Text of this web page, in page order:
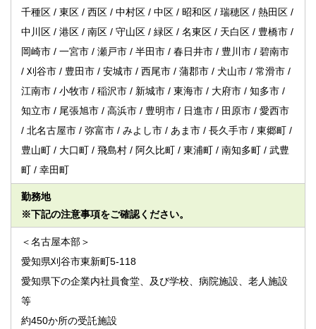
千種区 / 東区 / 西区 / 中村区 / 中区 / 昭和区 / 瑞穂区 / 熱田区 /
中川区 / 港区 / 南区 / 守山区 / 緑区 / 名東区 / 天白区 / 豊橋市 /
岡崎市 / 一宮市 / 瀬戸市 / 半田市 / 春日井市 / 豊川市 / 碧南市
/ 刈谷市 / 豊田市 / 安城市 / 西尾市 / 蒲郡市 / 犬山市 / 常滑市 /
江南市 / 小牧市 / 稲沢市 / 新城市 / 東海市 / 大府市 / 知多市 /
知立市 / 尾張旭市 / 高浜市 / 豊明市 / 日進市 / 田原市 / 愛西市
/ 北名古屋市 / 弥富市 / みよし市 / あま市 / 長久手市 / 東郷町 /
豊山町 / 大口町 / 飛島村 / 阿久比町 / 東浦町 / 南知多町 / 武豊
町 / 幸田町
勤務地
※下記の注意事項をご確認ください。
＜名古屋本部＞
愛知県刈谷市東新町5-118
愛知県下の企業内社員食堂、及び学校、病院施設、老人施設
等
約450か所の受託施設